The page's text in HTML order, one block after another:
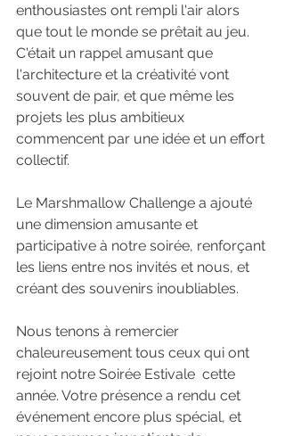
enthousiastes ont rempli l'air alors
que tout le monde se prêtait au jeu.
C'était un rappel amusant que
l'architecture et la créativité vont
souvent de pair, et que même les
projets les plus ambitieux
commencent par une idée et un effort
collectif.
Le Marshmallow Challenge a ajouté
une dimension amusante et
participative à notre soirée, renforçant
les liens entre nos invités et nous, et
créant des souvenirs inoubliables.
Nous tenons à remercier
chaleureusement tous ceux qui ont
rejoint notre Soirée Estivale  cette
année. Votre présence a rendu cet
événement encore plus spécial, et